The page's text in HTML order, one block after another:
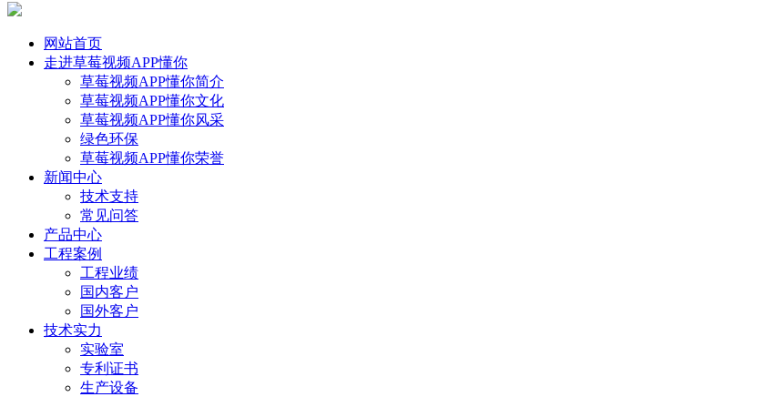
网站首页
走进草莓视频APP懂你
草莓视频APP懂你简介
草莓视频APP懂你文化
草莓视频APP懂你风采
绿色环保
草莓视频APP懂你荣誉
新闻中心
技术支持
常见问答
产品中心
工程案例
工程业绩
国内客户
国外客户
技术实力
实验室
专利证书
生产设备